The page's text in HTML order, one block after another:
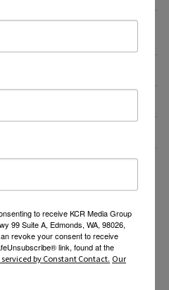
Physics1 물리
08/01/26
온돌
to receive KCR Media Group
99 Suite A, Edmonds, WA, 98026,
revoke your consent to receive
link, found at the
by Constant Contact. Our